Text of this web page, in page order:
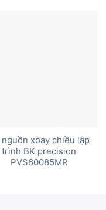
nguồn xoay chiều lập
trình BK precision
PVS60085MR